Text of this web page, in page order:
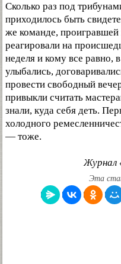
Сколько раз под
приходилось быть
же команде, проигравшей
реагировали на
неделя и кому все равно,
улыбались,
провести свободный
привыкли считать
знали, куда себя деть.
холодного
— тоже.
Журнал
Эта